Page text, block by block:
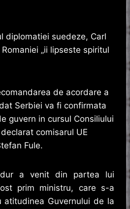
diplomatiei suedeze, Carl
„ii lipseste spiritul
de acordare a
Serbiei va fi confirmata
guvern in cursul Consiliului
comisarul UE
Fule.
a venit din partea lui
prim ministru, care s-a
Guvernului de la